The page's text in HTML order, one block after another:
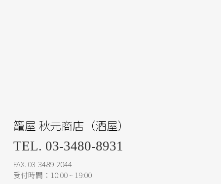
籠屋 秋元商店（酒屋）
TEL. 03-3480-8931
FAX. 03-3489-2044
受付時間：10:00 ~ 19:00